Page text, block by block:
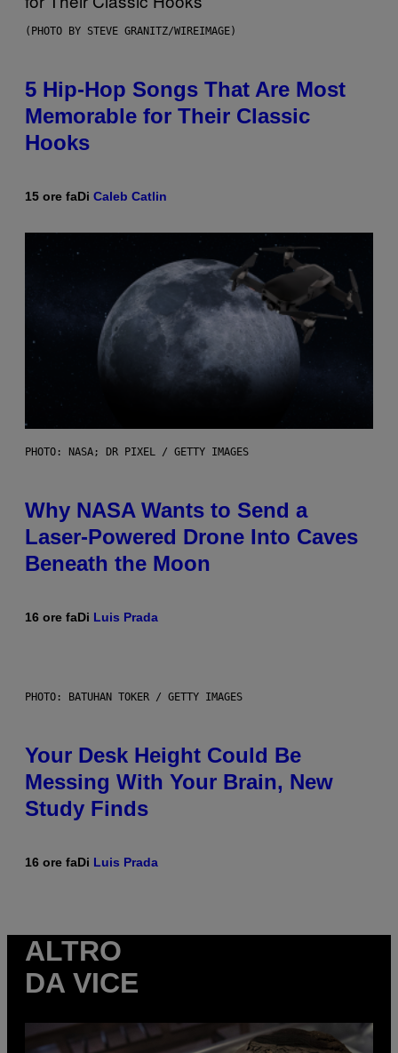
(PHOTO BY STEVE GRANITZ/WIREIMAGE)
5 Hip-Hop Songs That Are Most
Memorable for Their Classic
Hooks
15 ore faDi Caleb Catlin
PHOTO: NASA; DR PIXEL / GETTY IMAGES
Why NASA Wants to Send a
Laser-Powered Drone Into Caves
Beneath the Moon
16 ore faDi Luis Prada
PHOTO: BATUHAN TOKER / GETTY IMAGES
Your Desk Height Could Be
Messing With Your Brain, New
Study Finds
16 ore faDi Luis Prada
ALTRO
DA VICE